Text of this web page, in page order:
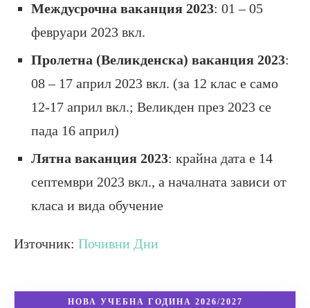
Междусрочна ваканция 2023: 01 – 05
февруари 2023 вкл.
Пролетна (Великденска) ваканция 2023:
08 – 17 април 2023 вкл. (за 12 клас е само
12-17 април вкл.; Великден през 2023 се
пада 16 април)
Лятна ваканция 2023: крайна дата е 14
септември 2023 вкл., а началната зависи от
класа и вида обучение
Източник: Почивни Дни
НОВА УЧЕБНА ГОДИНА 2026/2027